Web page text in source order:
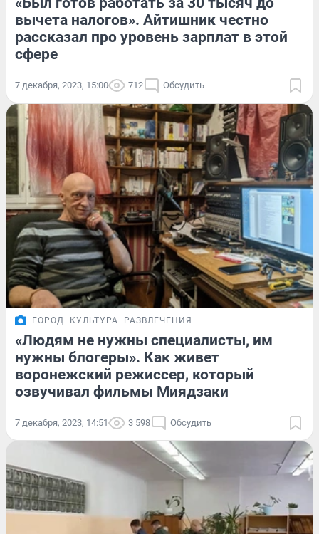
вычета налогов». Айтишник честно
рассказал про уровень зарплат в этой
сфере
7 декабря, 2023, 15:00 712 Обсудить
ГОРОД КУЛЬТУРА РАЗВЛЕЧЕНИЯ
«Людям не нужны специалисты, им
нужны блогеры». Как живет
воронежский режиссер, который
озвучивал фильмы Миядзаки
7 декабря, 2023, 14:51 3 598 Обсудить